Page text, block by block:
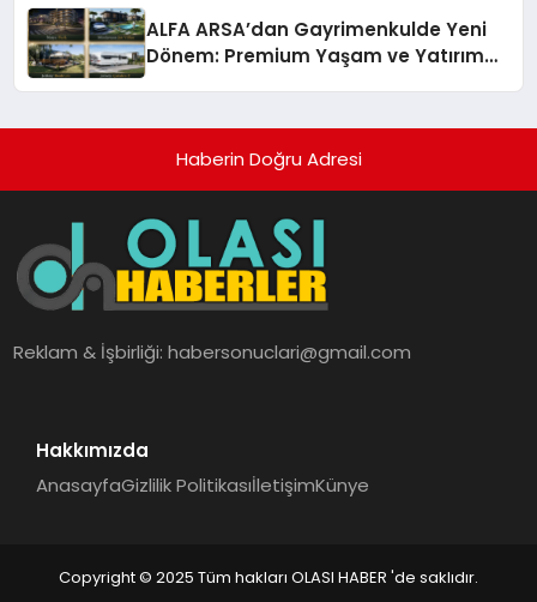
ALFA ARSA’dan Gayrimenkulde Yeni
Dönem: Premium Yaşam ve Yatırım
Haberin Doğru Adresi
Reklam & İşbirliği:habersonuclari@gmail.com
Hakkımızda
AnasayfaGizlilik PolitikasıİletişimKünye
Copyright © 2025 Tüm hakları OLASI HABER 'de saklıdır.